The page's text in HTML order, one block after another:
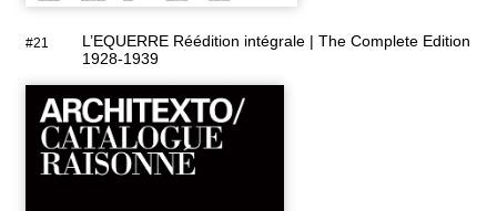
#21
L’EQUERRE Réédition intégrale | The Complete Edition
1928-1939